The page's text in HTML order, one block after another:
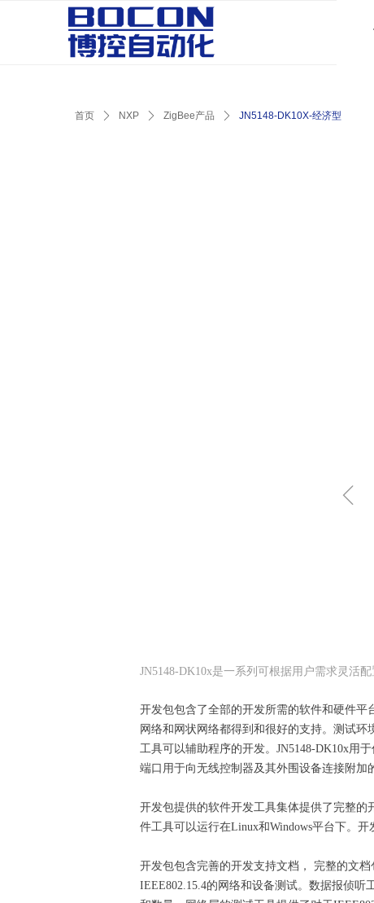
首页 ꄲ NXP ꄲ ZigBee产品 ꄲ JN5148-DK10X-经济型
JN5148-DK10x是一系列可根据用户需求灵活
开发包包含了全部的开发所需的软件和硬件
网络和网状网络都得到和很好的支持。测试
工具可以辅助程序的开发。JN5148-DK10x用
端口用于向无线控制器及其外围设备连接附加
开发包提供的软件开发工具集体提供了完整的
件工具可以运行在Linux和Windows平台下。
开发包包含完善的开发支持文档， 完整的文
IEEE802.15.4的网络和设备测试。数据报侦
ꁆ